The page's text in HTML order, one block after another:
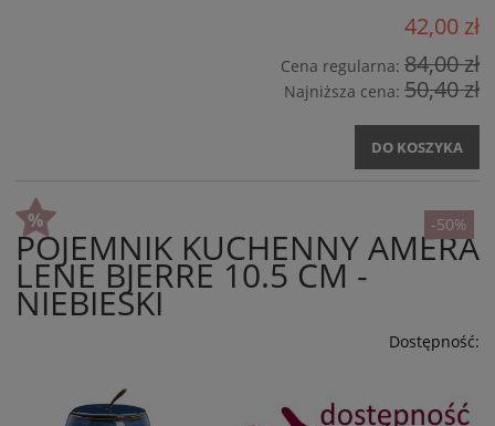
42,00 zł
Cena regularna: 84,00 zł
Najniższa cena: 50,40 zł
DO KOSZYKA
POJEMNIK KUCHENNY AMERA
LENE BJERRE 10.5 CM -
NIEBIESKI
Dostępność:
-50%